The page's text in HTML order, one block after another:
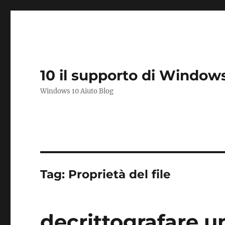
10 il supporto di
Windows 10 Aiuto Blog
Tag: Proprietà del file